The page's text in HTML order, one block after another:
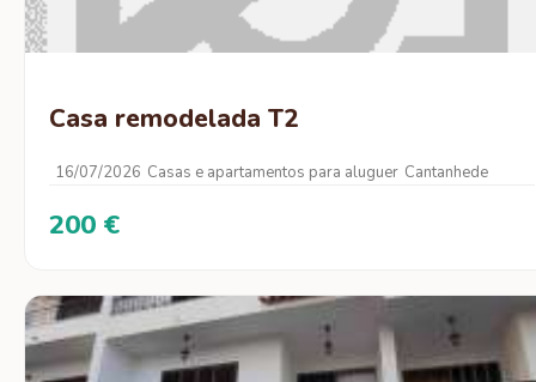
Casa remodelada T2
16/07/2026 Casas e apartamentos para aluguer Cantanhede
200 €